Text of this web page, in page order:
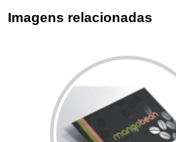
Imagens relacionadas